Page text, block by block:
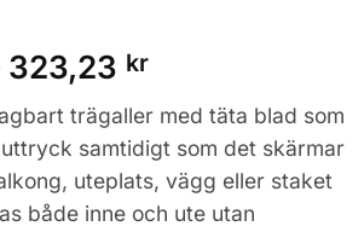
323,23 krPrisintervall:
till
323,23 kr
trägaller med täta blad som
samtidigt som det skärmar
uteplats, vägg eller staket
både inne och ute utan